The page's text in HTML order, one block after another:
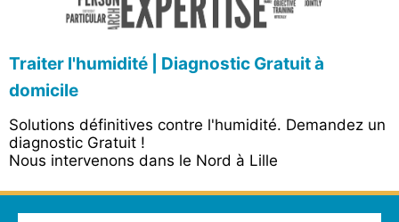
Traiter l'humidité | Diagnostic Gratuit à
domicile
Solutions définitives contre l'humidité. Demandez un
diagnostic Gratuit !
Nous intervenons dans le Nord à Lille